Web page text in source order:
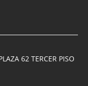
62 TERCER PISO